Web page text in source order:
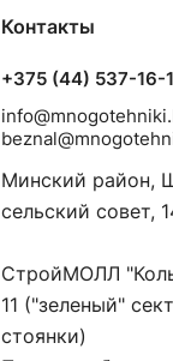
Контакты
+375 (44) 537-16-
Минский район,
сельский совет,
СтройМОЛЛ
11 ("зеленый"
стоянки)